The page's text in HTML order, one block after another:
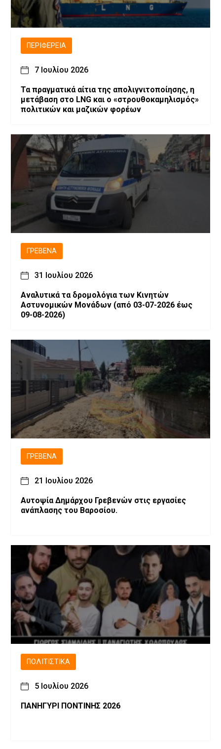
ΠΕΡΙΦΈΡΕΙΑ
7 Ιουλίου 2026
Τα πραγματικά αίτια της απολιγνιτοποίησης, η
μετάβαση στο LNG και ο «στρουθοκαμηλισμός»
πολιτικών και μαζικών φορέων
ΓΡΕΒΕΝΆ
31 Ιουλίου 2026
Αναλυτικά τα δρομολόγια των Κινητών
Αστυνομικών Μονάδων (από 03-07-2026 έως
09-08-2026)
ΓΡΕΒΕΝΆ
21 Ιουλίου 2026
Αυτοψία Δημάρχου Γρεβενών στις εργασίες
ανάπλασης του Βαροσίου.
ΠΟΛΙΤΙΣΤΙΚΆ
5 Ιουλίου 2026
ΠΑΝΗΓΥΡΙ ΠΟΝΤΙΝΗΣ 2026